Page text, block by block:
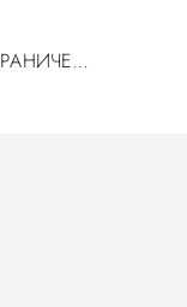
STEFANO RICCI - THE BOOK - ОГРАНИЧЕННОЕ ИЗДАНИЕ